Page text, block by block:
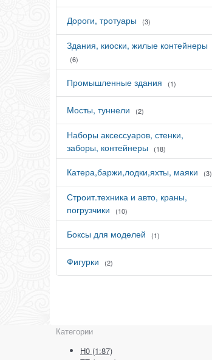
Дороги, тротуары (3)
Здания, киоски, жилые контейнеры
(6)
Промышленные здания (1)
Мосты, туннели (2)
Наборы аксессуаров, стенки,
заборы, контейнеры
(18)
Катера,баржи,лодки,яхты, маяки (3)
Строит.техника и авто, краны,
погрузчики
(10)
Боксы для моделей (1)
Фигурки (2)
Категории
H0 (1:87)